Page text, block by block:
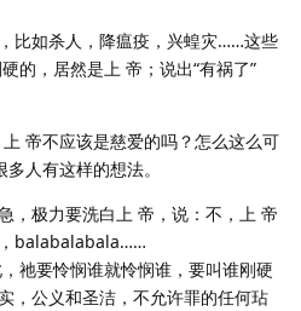
如杀人，降瘟疫，兴蝗灾……这些
的，居然是上 帝；说出“有祸了”
帝不应该是慈爱的吗？怎么这么可
人有这样的想法。
极力要洗白上 帝，说：不，上 帝
，balabalabala……
祂要怜悯谁就怜悯谁，要叫谁刚硬
，公义和圣洁，不允许罪的任何玷